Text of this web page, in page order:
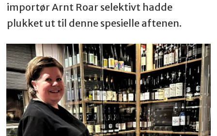
importør Arnt Roar selektivt hadde
plukket ut til denne spesielle aftenen.